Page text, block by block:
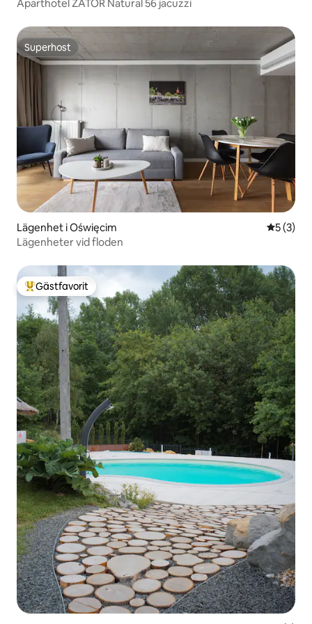
Aparthotel ZATOR Natural 56 jacuzzi
Superhost
Superhost
Lägenhet i Oświęcim 5 av 5 i
5 (3)
Lägenheter vid floden
Populär gästfavorit
Gästfavorit